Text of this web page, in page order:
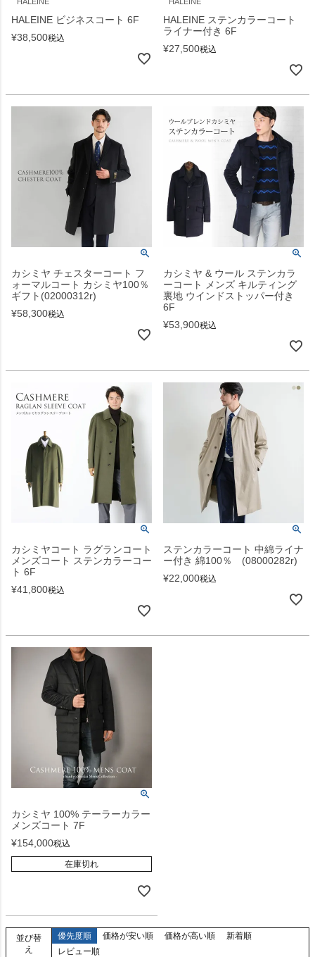
HALEINE ビジネスコート 6F
¥38,500税込
HALEINE ステンカラーコート
ライナー付き 6F
¥27,500税込
カシミヤ チェスターコート フ
ォーマルコート カシミヤ100％
ギフト(02000312r)
¥58,300税込
カシミヤ & ウール ステンカラ
ーコート メンズ キルティング
裏地 ウインドストッパー付き
6F
¥53,900税込
カシミヤコート ラグランコート
メンズコート ステンカラーコー
ト 6F
¥41,800税込
ステンカラーコート 中綿ライナ
ー付き 綿100％ (08000282r)
¥22,000税込
カシミヤ 100% テーラーカラー
メンズコート 7F
¥154,000税込
在庫切れ
並び替
え
優先度順 価格が安い順 価格が高い順
新着順
レビュー順